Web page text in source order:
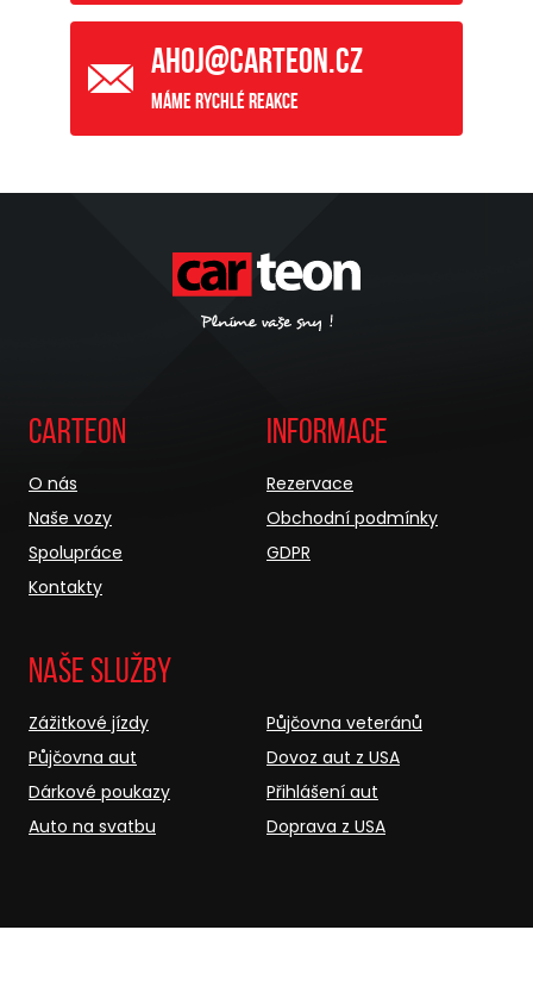
ahoj@carteon.cz
Máme rychlé reakce
Carteon
O nás
Naše vozy
Spolupráce
Kontakty
Informace
Rezervace
Obchodní podmínky
GDPR
Naše služby
Zážitkové jízdy
Půjčovna aut
Dárkové poukazy
Auto na svatbu
Půjčovna veteránů
Dovoz aut z USA
Přihlášení aut
Doprava z USA